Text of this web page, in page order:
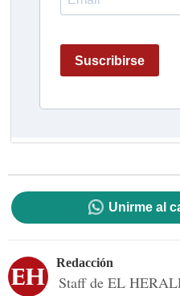
Unirme al
Redacción
Staff de EL